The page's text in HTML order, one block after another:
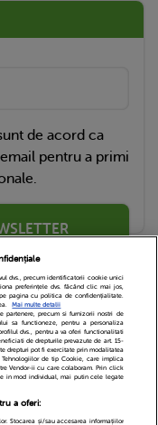
de acord ca
pentru a primi
Contact
confidentialitate
dvs., precum identificatorii cookie unici
preferințele dvs. făcând clic mai jos,
pagina cu politica de confidențialitate.
Mai multe detalii
partenere, precum si furnizorii nostri de
sa functioneze, pentru a personaliza
dvs., pentru a va oferi functionalitati
de drepturile prevazute de art. 15-
drepturi pot fi exercitate prin modalitatea
Tehnologiilor de tip Cookie, care implica
Vendor-ii cu care colaboram. Prin click
in mod individual, mai putin cele legate
a oferi:
Stocarea și/sau accesarea informațiilor